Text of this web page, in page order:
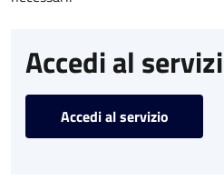
Accedi al
Accedi al servizio